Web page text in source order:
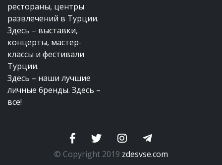
рестораны, центры
развлечений в Турции.
Здесь – выставки,
концерты, мастер-
классы и фестивали
Турции.
Здесь – наши лучшие
личные бренды. Здесь –
все!
© Copyright 2019 zdesvse.com